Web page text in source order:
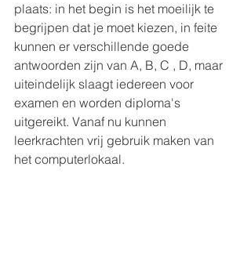
plaats: in het begin is het moeilijk te
begrijpen dat je moet kiezen, in feite
kunnen er verschillende goede
antwoorden zijn van A, B, C , D, maar
uiteindelijk slaagt iedereen voor
examen en worden diploma's
uitgereikt. Vanaf nu kunnen
leerkrachten vrij gebruik maken van
het computerlokaal.